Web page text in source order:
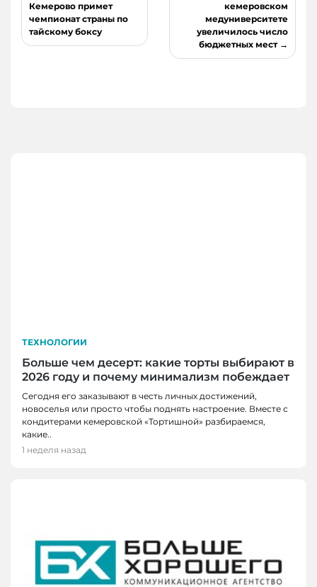
по
записям
Кемерово примет
чемпионат страны по
тайскому боксу
кемеровском
медуниверситете
увеличилось число
бюджетных мест
ТЕХНОЛОГИИ
Больше чем десерт: какие торты выбирают в
2026 году и почему минимализм побеждает
Сегодня его заказывают в честь личных достижений,
новоселья или просто чтобы поднять настроение. Вместе с
кондитерами кемеровской «Тортишной» разбираемся,
какие..
1 неделя назад